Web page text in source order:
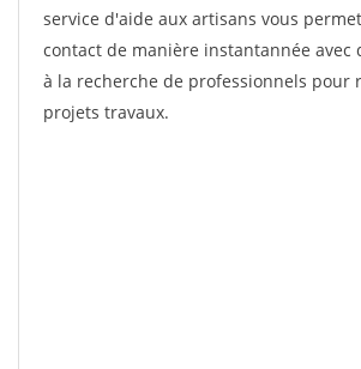
service d'aide aux artisans vous
contact de manière instantannée avec
à la recherche de professionnels pour
projets travaux.